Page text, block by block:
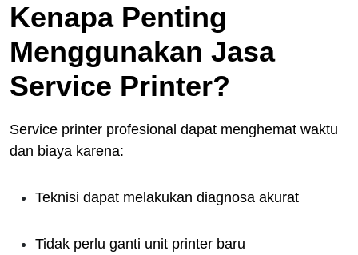
Kenapa Penting
Menggunakan Jasa
Service Printer?
Service printer profesional dapat menghemat waktu
dan biaya karena:
Teknisi dapat melakukan diagnosa akurat
Tidak perlu ganti unit printer baru